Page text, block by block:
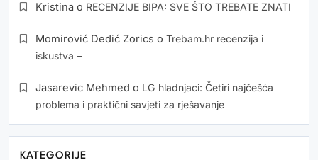
Kristina o RECENZIJE BIPA: SVE ŠTO TREBATE ZNATI
Momirović Dedić Zorics o Trebam.hr recenzija i
iskustva –
Jasarevic Mehmed o LG hladnjaci: Četiri najčešća
problema i praktični savjeti za rješavanje
KATEGORIJE